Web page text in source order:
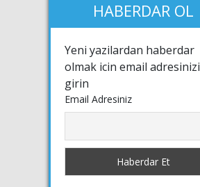
HABERDAR OL
Yeni yazilardan haberdar
olmak icin email adresinizi
girin
Email Adresiniz